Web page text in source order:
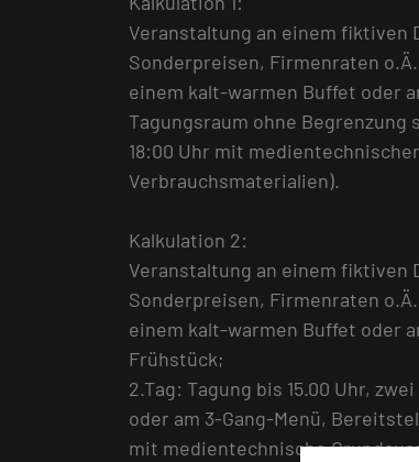
Veranstaltung an einem fiktiven
Sonderpreisen, Firmenraten
einem kalt-warmen Buffet oder
Tagungsraum ohne
18:00 Uhr mit
Verbrauchsmaterialien).
Kalkulation 2:
Veranstaltung an einem fiktiven
Sonderpreisen, Firmenraten
einem kalt-warmen Buffet oder
Frühstück;
2.Tag: Tagung bis 15.00 Uhr,
oder am 3-Gang-Menü,
mit medientechnische